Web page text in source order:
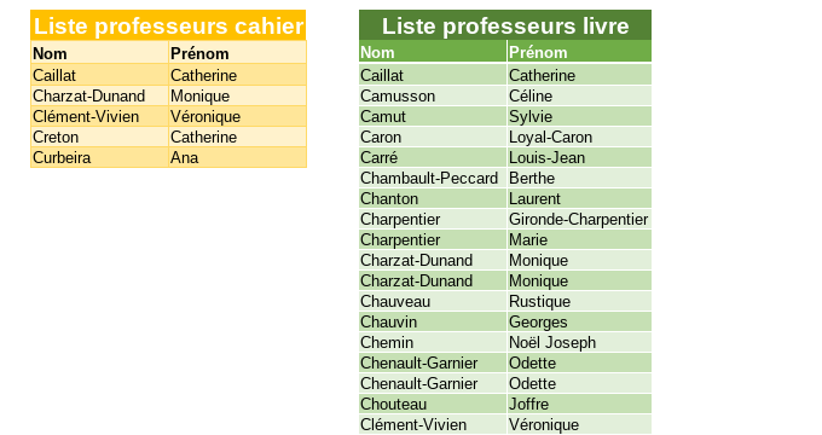
Liste professeurs cahier Liste professeurs livre
Nom Prénom Nom
Prénom
Caillat Catherine Caillat
Catherine
Charzat-Dunand Monique Camusson
Céline
Clément-Vivien Véronique Camut
Sylvie
Creton Catherine Caron
Loyal-Caron
Curbeira Ana Carré
Louis-Jean
Chambault-Peccard
Berthe
Chanton
Laurent
Charpentier
Gironde-Charpentier
Charpentier
Marie
Charzat-Dunand
Monique
Charzat-Dunand
Monique
Chauveau
Rustique
Chauvin
Georges
Chemin
Noël Joseph
Chenault-Garnier
Odette
Chenault-Garnier
Odette
Chouteau
Joffre
Clément-Vivien
Véronique